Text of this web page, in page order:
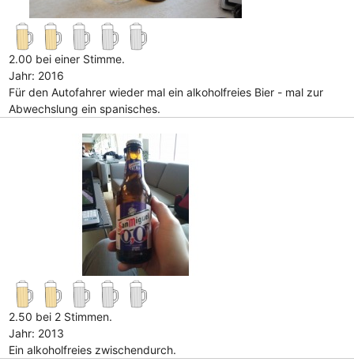
2.00 bei einer Stimme.
Jahr: 2016
Für den Autofahrer wieder mal ein alkoholfreies Bier - mal zur
Abwechslung ein spanisches.
2.50 bei 2 Stimmen.
Jahr: 2013
Ein alkoholfreies zwischendurch.